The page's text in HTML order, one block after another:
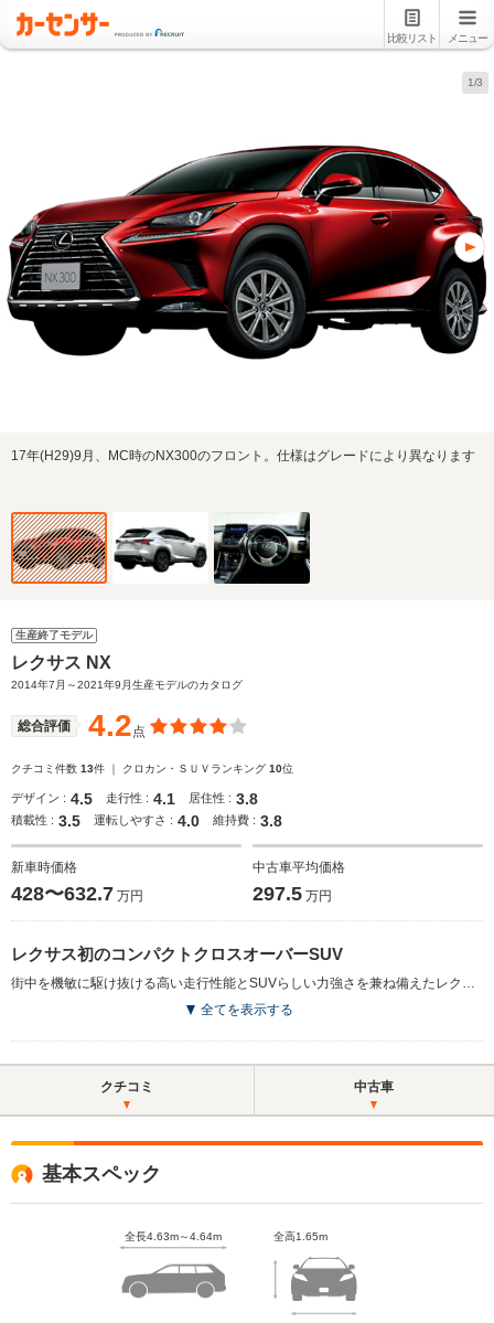
比較リスト メニュー
1/3
17年(H29)9月、MC時のNX300のフロント。仕様はグレードにより異なります
生産終了モデル
レクサス NX
2014年7月～2021年9月生産モデルのカタログ
総合評価 4.2点
クチコミ件数 13件 ｜ クロカン・ＳＵＶランキング 10位
デザイン : 4.5 走行性 : 4.1 居住性 : 3.8
積載性 : 3.5 運転しやすさ : 4.0 維持費 : 3.8
新車時価格
428〜632.7 万円
中古車平均価格
297.5 万円
レクサス初のコンパクトクロスオーバーSUV
街中を機敏に駆け抜ける高い走行性能とSUVらしい力強さを兼ね備えたレクサス初のコンパクトクロスオーバーSUV。エンジンは、最高出力238ps／最大トルク350N・mを発生する新開発の2Lダウンサイジングターボと、2.5Lのハイブリッドが用意される。ハイブリッド仕様はFF車と4WD車で出力特性が違い、前者は最高出力152ps（エンジン）＋143ps（フロントモーター）／206N・m（同）＋270N・m。後者は後輪モーターにより68ps／139N・mが加算される。組み合わされるミッションは、2Lターボが6AT、2.5Lハイブリッドは電気式のCVTとなる。いずれもアクティブな走りと優れた環境性能を両立している（2014.7）
全てを表示する
クチコミ 中古車
基本スペック
全長4.63m～4.64m 全高1.65m